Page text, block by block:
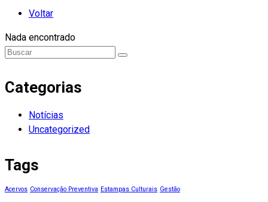
Voltar
Nada encontrado
Categorias
Notícias
Uncategorized
Tags
Acervos Conservação Preventiva Estampas Culturais Gestão